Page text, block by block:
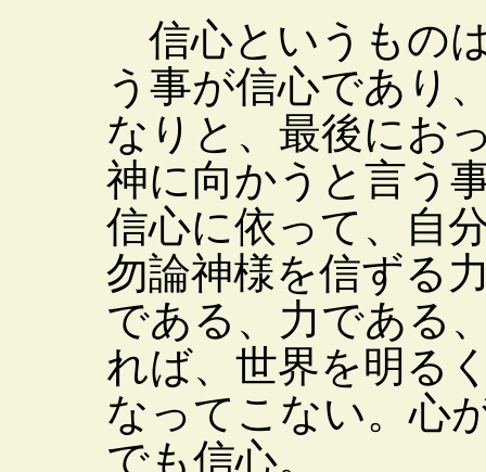
信心というもの
う事が信心であり
なりと、最後にお
神に向かうと言う
信心に依って、自
勿論神様を信ずる
である、力である
れば、世界を明る
なってこない。心
でも信心。